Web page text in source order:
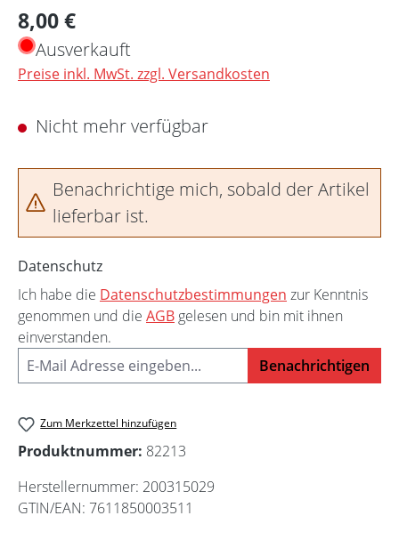
Regulärer Preis:
8,00 €
Ausverkauft
Preise inkl. MwSt. zzgl. Versandkosten
Nicht mehr verfügbar
Benachrichtige mich, sobald der Artikel
lieferbar ist.
Datenschutz
Ich habe die Datenschutzbestimmungen zur Kenntnis
genommen und die AGB gelesen und bin mit ihnen
einverstanden.
Benachrichtigen
Zum Merkzettel hinzufügen
Produktnummer: 82213
Herstellernummer: 200315029
GTIN/EAN: 7611850003511